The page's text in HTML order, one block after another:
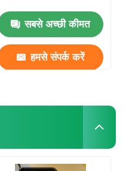
सबसे अच्छी कीमत
हमसे संपर्क करें